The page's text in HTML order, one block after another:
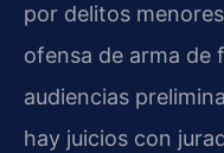
por delitos
ofensa de arma de
audiencias
hay juicios con